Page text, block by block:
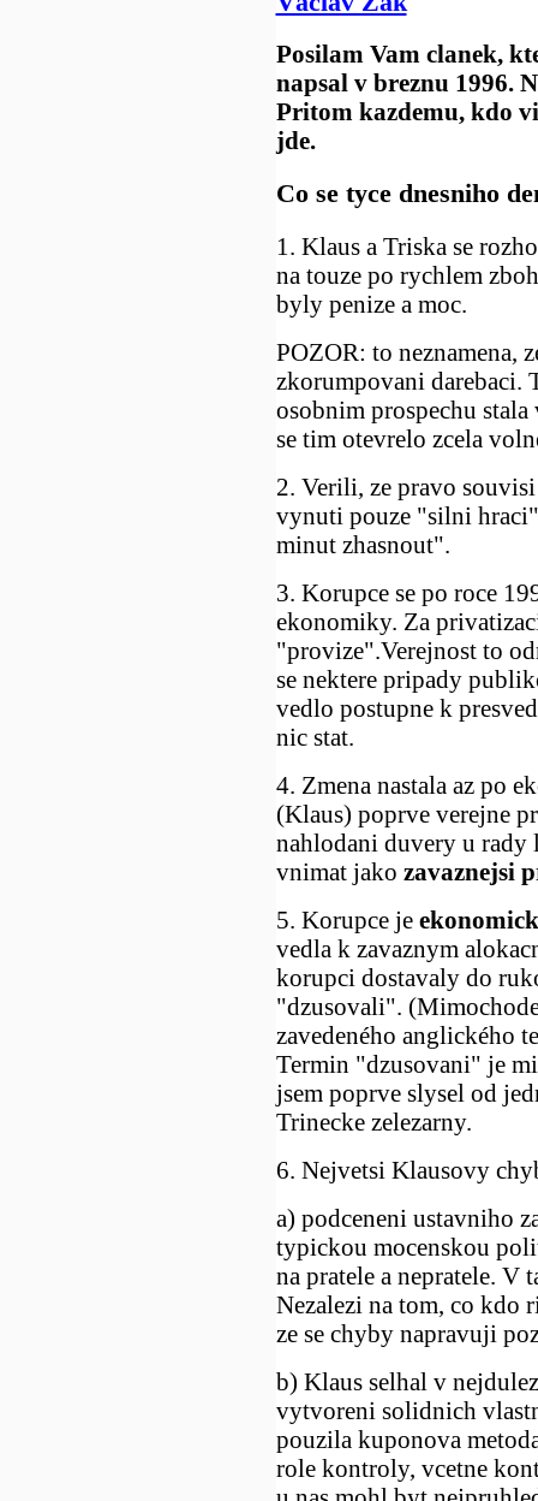
Posilam Vam clanek,
napsal v breznu 1996.
Pritom kazdemu, kdo
jde.
Co se tyce dnesniho
1. Klaus a Triska se
na touze po rychlem
byly penize a moc.
POZOR: to neznamena,
zkorumpovani darebaci.
osobnim prospechu
se tim otevrelo zcela
2. Verili, ze pravo
vynuti pouze "silni
minut zhasnout".
3. Korupce se po roce
ekonomiky. Za
"provize".Verejnost to
se nektere pripady
vedlo postupne k
nic stat.
4. Zmena nastala az po
(Klaus) poprve verejne
nahlodani duvery u rady
vnimat jako zavaznejsi
5. Korupce je
vedla k zavaznym
korupci dostavaly do
"dzusovali".
zavedeného anglického
Termin "dzusovani" je
jsem poprve slysel od
Trinecke zelezarny.
6. Nejvetsi Klausovy
a) podceneni ustavniho
typickou mocenskou
na pratele a nepratele.
Nezalezi na tom, co kdo
ze se chyby napravuji
b) Klaus selhal v
vytvoreni solidnich
pouzila kuponova
role kontroly, vcetne